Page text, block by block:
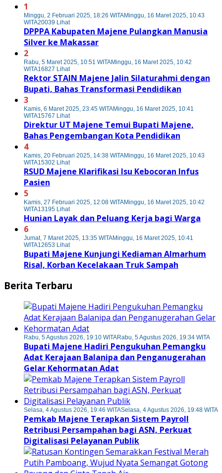
1
Minggu, 2 Februari 2025, 18:26 WITAMinggu, 16 Maret 2025, 10:43
WITA20039 Lihat
DPPPA Kabupaten Majene Pulangkan Manusia
Silver ke Makassar
2
Rabu, 5 Maret 2025, 10:51 WITAMinggu, 16 Maret 2025, 10:42
WITA16827 Lihat
Rektor STAIN Majene Jalin Silaturahmi dengan
Bupati, Bahas Transformasi Pendidikan
3
Kamis, 6 Maret 2025, 23:45 WITAMinggu, 16 Maret 2025, 10:41
WITA15767 Lihat
Direktur UT Majene Temui Bupati Majene,
Bahas Pengembangan Kota Pendidikan
4
Kamis, 20 Februari 2025, 14:38 WITAMinggu, 16 Maret 2025, 10:43
WITA15302 Lihat
RSUD Majene Klarifikasi Isu Kebocoran Infus
Pasien
5
Kamis, 27 Februari 2025, 12:08 WITAMinggu, 16 Maret 2025, 10:42
WITA13195 Lihat
Hunian Layak dan Peluang Kerja bagi Warga
6
Jumat, 7 Maret 2025, 13:35 WITAMinggu, 16 Maret 2025, 10:41
WITA12653 Lihat
Bupati Majene Kunjungi Kediaman Almarhum
Risal, Korban Kecelakaan Truk Sampah
Berita Terbaru
Rabu, 5 Agustus 2026, 19:10 WITARabu, 5 Agustus 2026, 19:34 WITA
Bupati Majene Hadiri Pengukuhan Pemangku
Adat Kerajaan Balanipa dan Penganugerahan
Gelar Kehormatan Adat
Selasa, 4 Agustus 2026, 19:46 WITASelasa, 4 Agustus 2026, 19:48 WITA
Pemkab Majene Terapkan Sistem Payroll
Retribusi Persampahan bagi ASN, Perkuat
Digitalisasi Pelayanan Publik